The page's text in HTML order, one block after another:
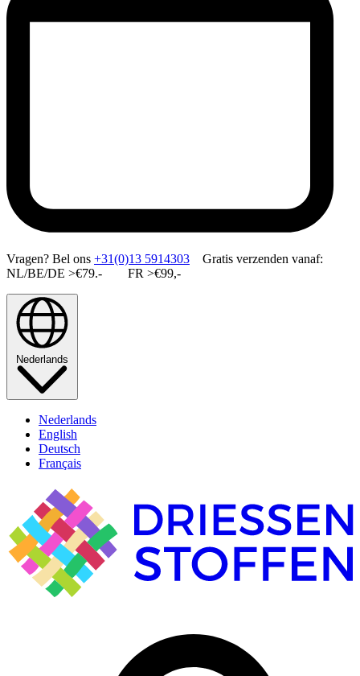
Vragen? Bel ons +31(0)13 5914303 Gratis verzenden vanaf:
NL/BE/DE >€79.- FR >€99,-
Nederlands
Nederlands
English
Deutsch
Français